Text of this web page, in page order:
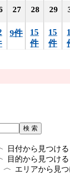
27
9件
28
15
件
29
15
件
検 索
日付から見つける
目的から見つける
〈 エリアから見つ